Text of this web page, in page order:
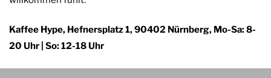
Kaffee Hype, Hefnersplatz 1, 90402 Nürnberg, Mo-Sa: 8-
20 Uhr | So: 12-18 Uhr